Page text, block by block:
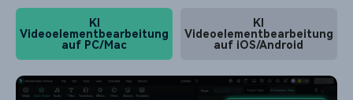
KI
Videoelementbearbeitung
auf PC/Mac
KI
Videoelementbearbeitung
auf iOS/Android